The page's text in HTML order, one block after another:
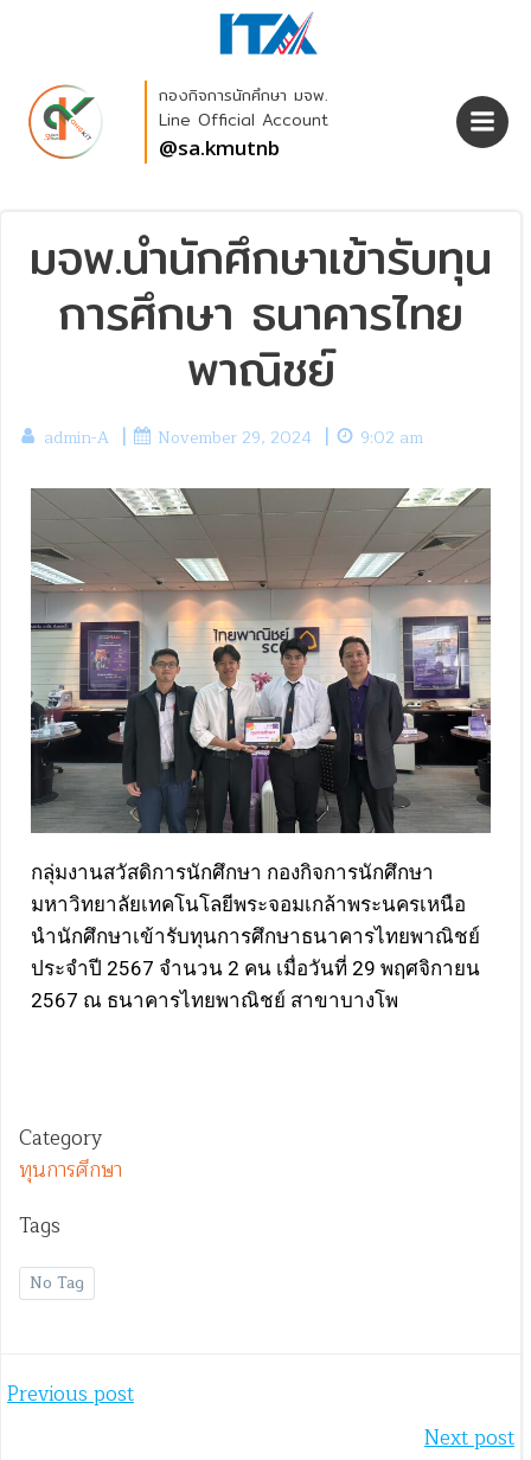
กองกิจการนักศึกษา มจพ.
Line Official Account
@sa.kmutnb
มจพ.นำนักศึกษาเข้ารับทุน
การศึกษา ธนาคารไทย
พาณิชย์
admin-A | November 29, 2024 | 9:02 am
กลุ่มงานสวัสดิการนักศึกษา กองกิจการนักศึกษา
มหาวิทยาลัยเทคโนโลยีพระจอมเกล้าพระนครเหนือ
นำนักศึกษาเข้ารับทุนการศึกษาธนาคารไทยพาณิชย์
ประจำปี 2567 จำนวน 2 คน เมื่อวันที่ 29 พฤศจิกายน
2567 ณ ธนาคารไทยพาณิชย์ สาขาบางโพ
Category
ทุนการศึกษา
Tags
No Tag
Previous post
Next post